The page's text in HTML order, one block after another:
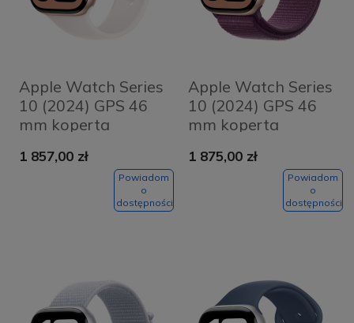
Apple Watch Series
10 (2024) GPS 46
mm koperta
Gold + pasek Light
Blush Sport Band
1 857,00 zł
Powiadom
o
dostępności
Apple Watch Series
10 (2024) GPS 46
mm koperta
Gold + pasek Plum
1 875,00 zł
Powiadom
o
dostępności